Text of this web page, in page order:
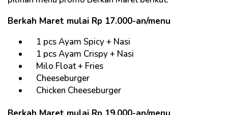
Berkah Maret mulai Rp 17.000-an/menu
1 pcs Ayam Spicy + Nasi
1 pcs Ayam Crispy + Nasi
Milo Float + Fries
Cheeseburger
Chicken Cheeseburger